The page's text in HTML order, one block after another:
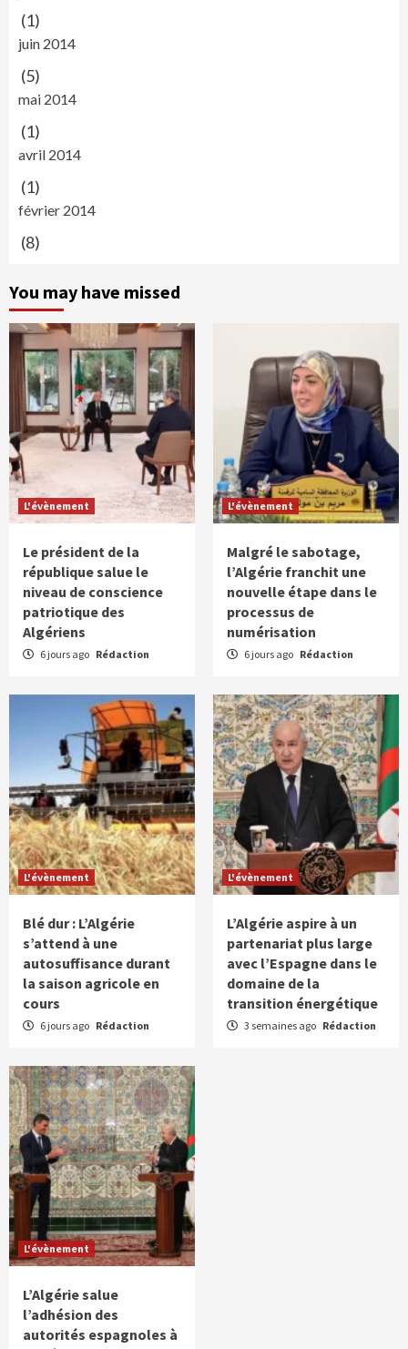
(1)
juin 2014
(5)
mai 2014
(1)
avril 2014
(1)
février 2014
(8)
You may have missed
L'évènement
Le président de la
république salue le
niveau de conscience
patriotique des
Algériens
6 jours ago Rédaction
L'évènement
Malgré le sabotage,
l’Algérie franchit une
nouvelle étape dans le
processus de
numérisation
6 jours ago Rédaction
L'évènement
Blé dur : L’Algérie
s’attend à une
autosuffisance durant
la saison agricole en
cours
6 jours ago Rédaction
L'évènement
L’Algérie aspire à un
partenariat plus large
avec l’Espagne dans le
domaine de la
transition énergétique
3 semaines ago Rédaction
L'évènement
L’Algérie salue
l’adhésion des
autorités espagnoles à